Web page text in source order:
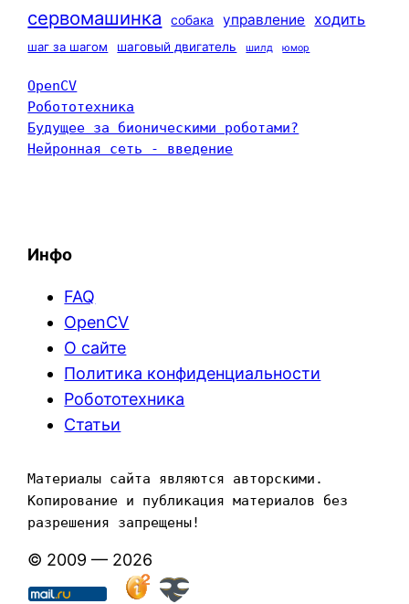
сервомашинка собака управление ходить
шаг за шагом шаговый двигатель шилд юмор
OpenCV
Робототехника
Будущее за бионическими роботами?
Нейронная сеть - введение
Инфо
FAQ
OpenCV
О сайте
Политика конфиденциальности
Робототехника
Статьи
Материалы сайта являются авторскими.
Копирование и публикация материалов без
разрешения запрещены!
© 2009 — 2026